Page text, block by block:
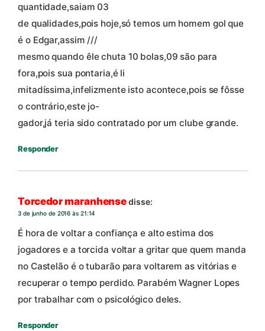
quantidade,saiam 03
de qualidades,pois hoje,só temos um homem gol que
é o Edgar,assim ///
mesmo quando êle chuta 10 bolas,09 são para
fora,pois sua pontaria,é li
mitadíssima,infelizmente isto acontece,pois se fôsse
o contrário,este jo-
gador,já teria sido contratado por um clube grande.
Responder
Torcedor maranhensedisse:
3 de junho de 2016 às 21:14
É hora de voltar a confiança e alto estima dos
jogadores e a torcida voltar a gritar que quem manda
no Castelão é o tubarão para voltarem as vitórias e
recuperar o tempo perdido. Parabém Wagner Lopes
por trabalhar com o psicológico deles.
Responder